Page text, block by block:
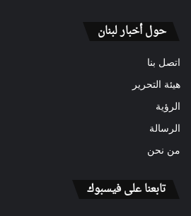
حول أخبار لبنان
اتصل بنا
هيئة التحرير
الرؤية
الرسالة
من نحن
تابعنا على فيسبوك